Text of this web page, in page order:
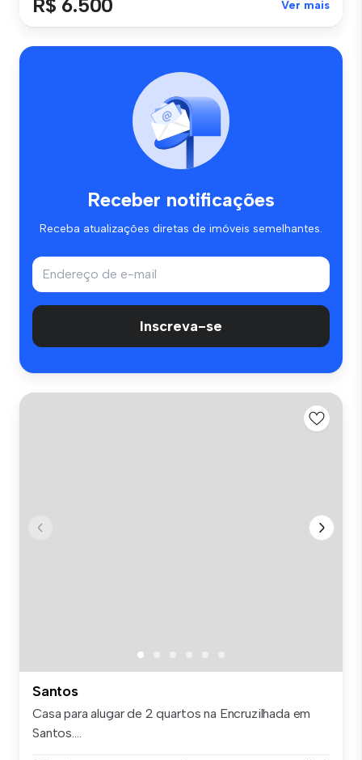
R$ 6.500 Ver mais
Receber notificações
Receba atualizações diretas de imóveis semelhantes.
Inscreva-se
Santos
Casa para alugar de 2 quartos na Encruzilhada em
Santos....